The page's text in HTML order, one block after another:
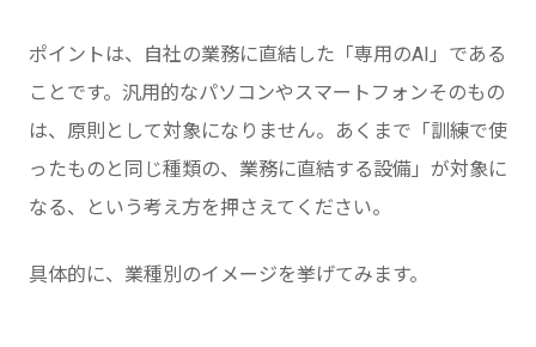
ポイントは、自社の業務に直結した「専用のAI」である
ことです。汎用的なパソコンやスマートフォンそのもの
は、原則として対象になりません。あくまで「訓練で使
ったものと同じ種類の、業務に直結する設備」が対象に
なる、という考え方を押さえてください。
具体的に、業種別のイメージを挙げてみます。